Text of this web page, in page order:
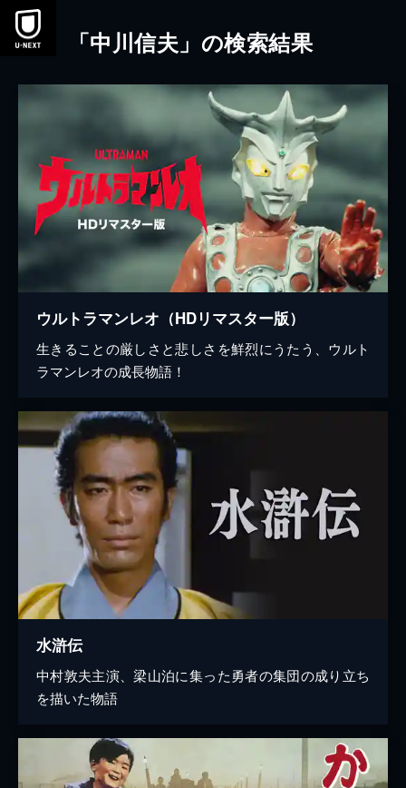
本文へスキップ
「中川信夫」の検索結果
ウルトラマンレオ（HDリマスター版）
生きることの厳しさと悲しさを鮮烈にうたう、ウルト
ラマンレオの成長物語！
水滸伝
中村敦夫主演、梁山泊に集った勇者の集団の成り立ち
を描いた物語